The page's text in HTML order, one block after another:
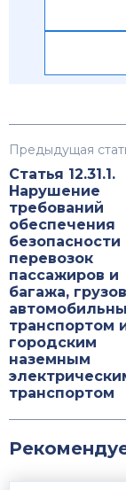
Предыдущая
Статья 12.31.1.
Нарушение
требований
обеспечения
безопасности
перевозок
пассажиров и
багажа, грузов
транспортом
городским
наземным
транспортом